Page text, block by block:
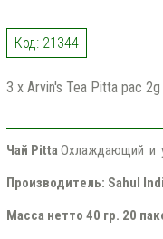
Код: 21344
3 x Arvin's Tea Pitta pac
Чай PittaОхлаждающий и
Производитель: Sahul
Масса нетто 40 гр. 20